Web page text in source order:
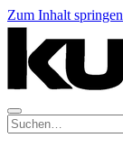
Zum Inhalt springen
Suche: